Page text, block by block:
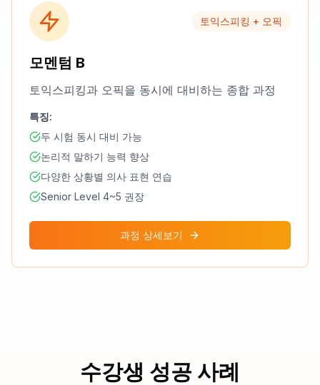
토익스피킹 + 오픽
모멘텀 B
토익스피킹과 오픽을 동시에 대비하는 종합 과정
특징:
두 시험 동시 대비 가능
논리적 말하기 능력 향상
다양한 상황별 의사 표현 연습
Senior Level 4~5 권장
과정 상세보기
수강생 성공 사례